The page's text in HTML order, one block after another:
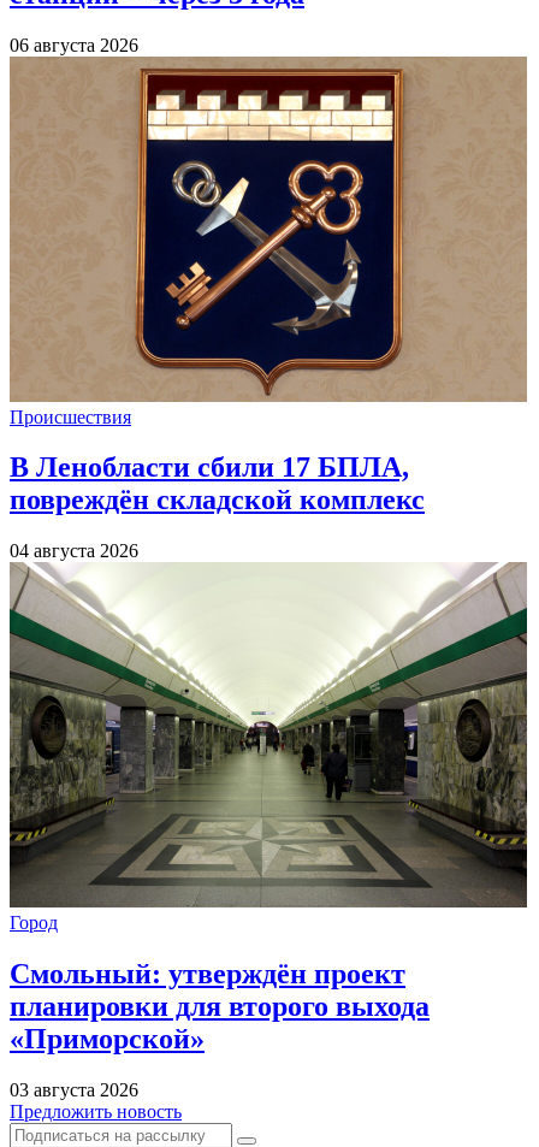
06 августа 2026
Происшествия
В Ленобласти сбили 17 БПЛА,
повреждён складской комплекс
04 августа 2026
Город
Смольный: утверждён проект
планировки для второго выхода
«Приморской»
03 августа 2026
Предложить новость